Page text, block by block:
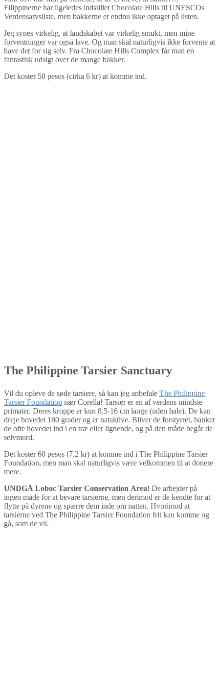
Filippinerne har ligeledes indstillet Chocolate Hills til UNESCOs
Verdensarvsliste, men bakkerne er endnu ikke optaget på listen.
Jeg synes virkelig, at landskabet var virkelig smukt, men mine
forventninger var også lave. Og man skal naturligvis ikke forvente at
have det for sig selv. Fra Chocolate Hills Complex får man en
fantastisk udsigt over de mange bakker.
Det koster 50 pesos (cirka 6 kr) at komme ind.
The Philippine Tarsier Sanctuary
Vil du opleve de søde tarsiere, så kan jeg anbefale The Philippine
Tarsier Foundation nær Corella! Tarsier er en af verdens mindste
primater. Deres kroppe er kun 8,5-16 cm lange (uden hale). De kan
dreje hovedet 180 grader og er nataktive. Bliver de forstyrret, banker
de ofte hovedet ind i en træ eller lignende, og på den måde begår de
selvmord.
Det koster 60 pesos (7,2 kr) at komme ind i The Philippine Tarsier
Foundation, men man skal naturligvis være velkommen til at donere
mere.
UNDGÅ Loboc Tarsier Conservation Area! De arbejder på
ingen måde for at bevare tarsierne, men derimod er de kendte for at
flytte på dyrene og spærre dem inde om natten. Hvorimod at
tarsierne ved The Philippine Tarsier Foundation frit kan komme og
gå, som de vil.